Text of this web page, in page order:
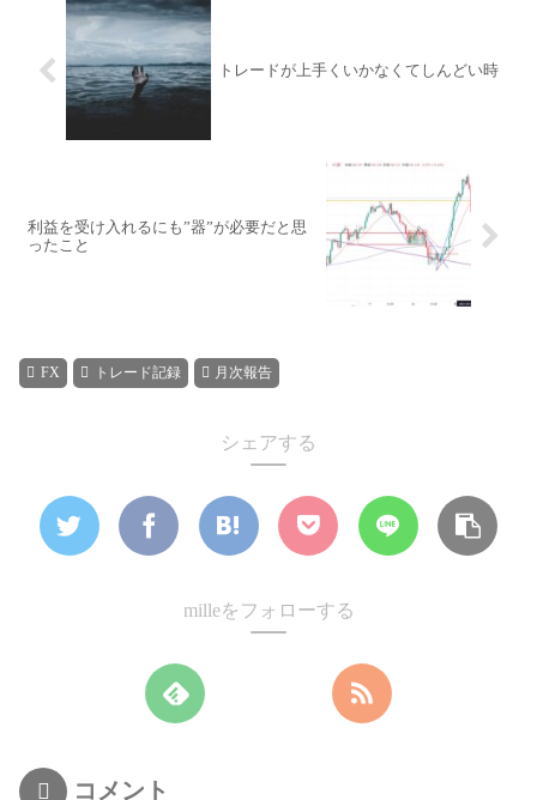
トレードが上手くいかなくてしんどい時
利益を受け入れるにも”器”が必要だと思
ったこと
FX トレード記録 月次報告
シェアする
milleをフォローする
コメント